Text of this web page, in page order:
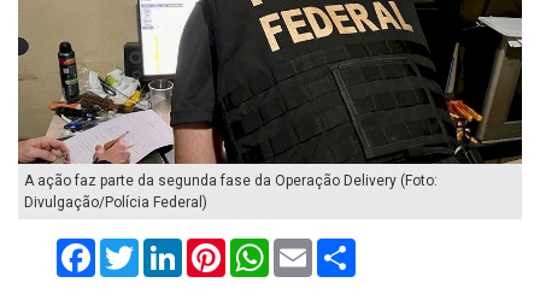
A ação faz parte da segunda fase da Operação Delivery (Foto:
Divulgação/Polícia Federal)
FacebookTwitterLinkedInPinterestWhatsApp
Email